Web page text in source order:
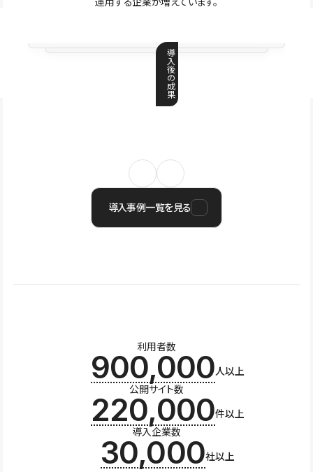
導
入
後
の
成
果
導入事例一覧を見る
利用者数
900,000人以上
公開サイト数
220,000件以上
導入企業数
30,000社以上